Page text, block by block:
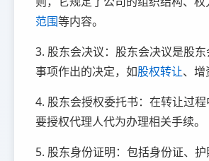
范围等内容。
3. 股东会决议：股东会决议是股
事项作出的决定，如股权转让、增
4. 股东会授权委托书：在转让过
要授权代理人代为办理相关手续。
5. 股东身份证明：包括身份证、